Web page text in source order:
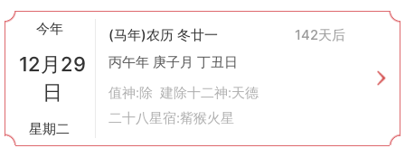
今年
12月29
日
星期二
(马年)农历 冬廿一
142天后
丙午年 庚子月 丁丑日
值神:除 建除十二神:天德
二十八星宿:觜猴火星